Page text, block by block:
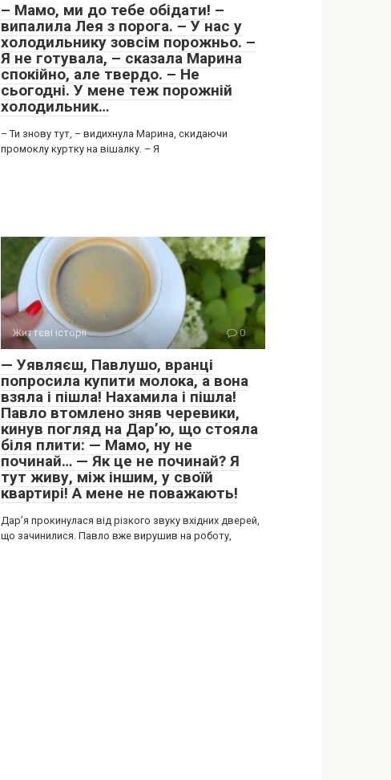
– Мамо, ми до тебе обідати! –
випалила Лея з порога. – У нас у
холодильнику зовсім порожньо. –
Я не готувала, – сказала Марина
спокійно, але твердо. – Не
сьогодні. У мене теж порожній
холодильник…
– Ти знову тут, – видихнула Марина, скидаючи
промоклу куртку на вішалку. – Я
Життєві історії 0
— Уявляєш, Павлушо, вранці
попросила купити молока, а вона
взяла і пішла! Нахамила і пішла!
Павло втомлено зняв черевики,
кинув погляд на Дар’ю, що стояла
біля плити: — Мамо, ну не
починай… — Як це не починай? Я
тут живу, між іншим, у своїй
квартирі! А мене не поважають!
Дар’я прокинулася від різкого звуку вхідних дверей,
що зачинилися. Павло вже вирушив на роботу,